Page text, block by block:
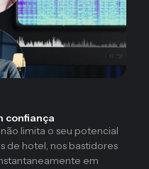
confiança
limita o seu potencial
de hotel, nos bastidores
em